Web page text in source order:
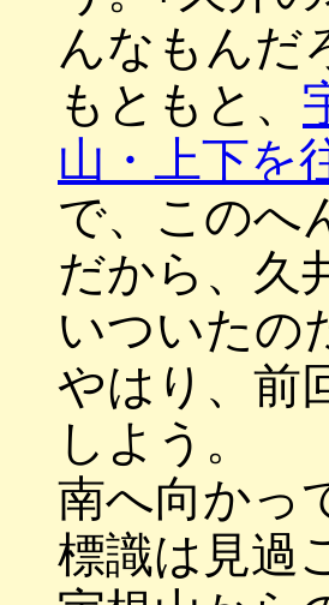
んなもんだ
もともと、
山・上下を
で、このへ
だから、久
いついたの
やはり、前
しよう。
南へ向かっ
標識は見過